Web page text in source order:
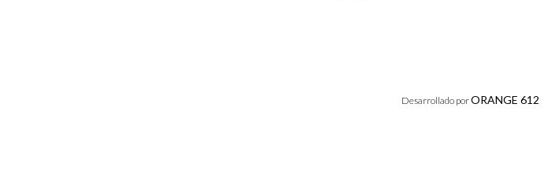
Desarrollado porORANGE 612